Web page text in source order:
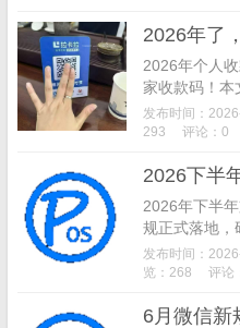
现，单次加提
2026年个人
家收款码！本
收款码、聚合
率收款码套路
发布时间：
293
评论：0
2026年下半
规正式落地，
弈、AI支付普
为核心趋势。
判。
发布时间：
览：268
评论